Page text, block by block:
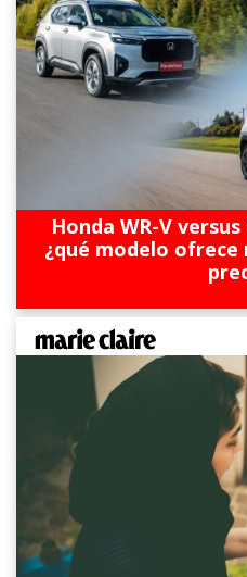
Honda WR-V
¿qué modelo ofrece